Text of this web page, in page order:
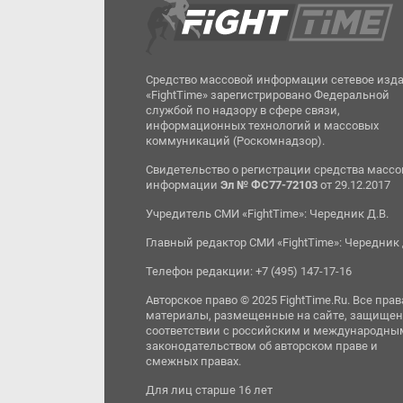
Средство массовой информации сетевое
«FightTime» зарегистрировано Федеральной
службой по надзору в сфере связи,
информационных технологий и массовых
коммуникаций (Роскомнадзор).
Свидетельство о регистрации средства
информацииЭл № ФС77-72103 от 29.12.2017
Учредитель СМИ «FightTime»: Чередник Д.В.
Главный редактор СМИ «FightTime»: Чередник
Телефон редакции: +7 (495) 147-17-16
Авторское право © 2025 FightTime.Ru. Все
материалы, размещенные на сайте,
соответствии с российским и
законодательством об авторском праве и
смежных правах.
Для лиц старше 16 лет